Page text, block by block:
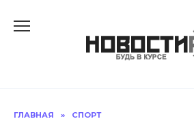
ГЛАВНАЯ » СПОРТ